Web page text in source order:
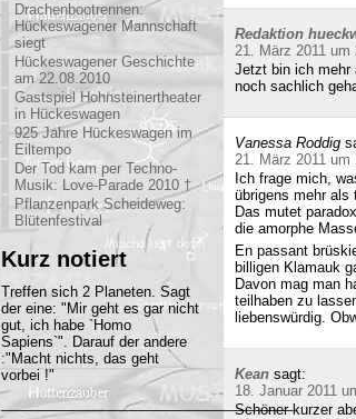
Drachenbootrennen:
Hückeswagener Mannschaft
siegt
Hückeswagener Geschichte
am 22.08.2010
Gastspiel Hohnsteinertheater
in Hückeswagen
925 Jahre Hückeswagen im
Eiltempo
Der Tod kam per Techno-
Musik: Love-Parade 2010 †
Pflanzenpark Scheideweg:
Blütenfestival
Kurz notiert
Treffen sich 2 Planeten. Sagt
der eine: "Mir geht es gar nicht
gut, ich habe `Homo
Sapiens`". Darauf der andere
:"Macht nichts, das geht
vorbei !"
______________________________________
Redaktion
21. März 2011 um
Jetzt bin ich mehr
noch sachlich
Vanessa Roddig
21. März 2011 um
Ich frage mich,
übrigens mehr als
Das mutet
die amorphe
En passant
billigen Klamauk
Davon mag man
teilhaben zu
liebenswürdig.
Kean sagt:
18. Januar 2011
Schöner kurzer